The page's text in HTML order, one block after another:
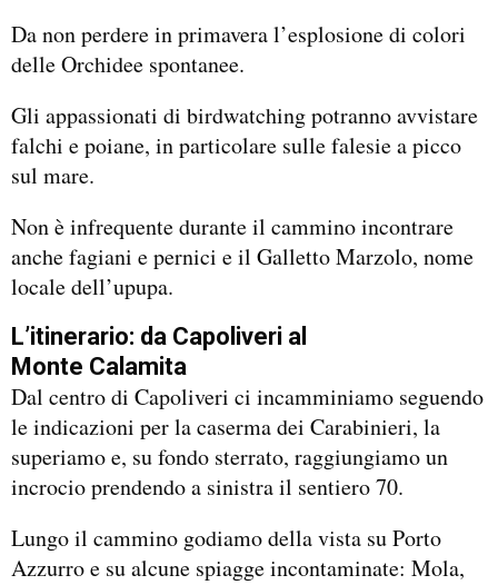
Da non perdere in primavera l’esplosione di colori
delle Orchidee spontanee.
Gli appassionati di birdwatching potranno avvistare
falchi e poiane, in particolare sulle falesie a picco
sul mare.
Non è infrequente durante il cammino incontrare
anche fagiani e pernici e il Galletto Marzolo, nome
locale dell’upupa.
L’itinerario: da Capoliveri al
Monte Calamita
Dal centro di Capoliveri ci incamminiamo seguendo
le indicazioni per la caserma dei Carabinieri, la
superiamo e, su fondo sterrato, raggiungiamo un
incrocio prendendo a sinistra il sentiero 70.
Lungo il cammino godiamo della vista su Porto
Azzurro e su alcune spiagge incontaminate: Mola,